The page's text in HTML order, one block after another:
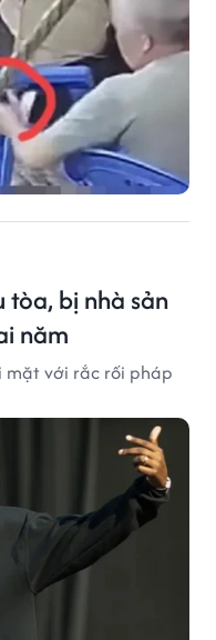
tòa, bị nhà sản
năm
mặt với rắc rối pháp